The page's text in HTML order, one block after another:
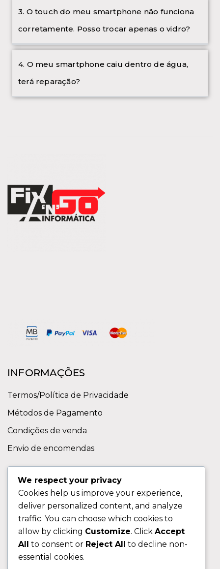
3. O touch do meu smartphone não funciona
corretamente. Posso trocar apenas o vidro?
4. O meu smartphone caiu dentro de água,
terá reparação?
INFORMAÇÕES
Termos/Política de Privacidade
Métodos de Pagamento
Condições de venda
Envio de encomendas
Contactos
Sobre nos
FAQ (Perguntas Frequentes)
CLIENTE
We respect your privacy
Cookies help us improve your experience,
deliver personalized content, and analyze
traffic. You can choose which cookies to
allow by clicking Customize. Click Accept
All to consent or Reject All to decline non-
essential cookies.